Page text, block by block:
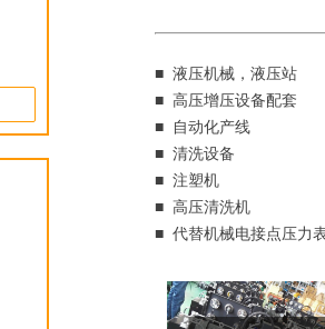
■ 液压机械，液压站
■ 高压增压设备配套
■ 自动化产线
■ 清洗设备
■ 注塑机
■ 高压清洗机
■ 代替机械电接点压力